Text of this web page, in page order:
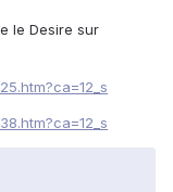
le Desire sur